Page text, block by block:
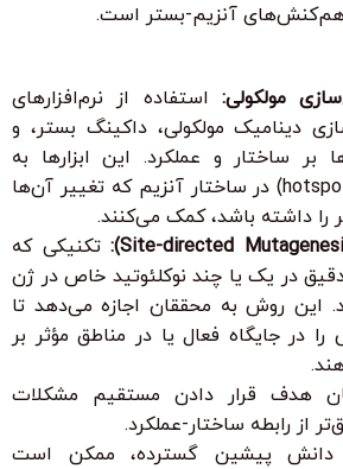
آنزیم-بستر است.
مولکولی: استفاده از نرم‌افزارهای
دینامیک مولکولی، داکینگ بستر، و
ساختار و عملکرد. این ابزارها به
شناسایی نقاط داغ (hotspots) در ساختار آنزیم که تغییر آن‌ها
را داشته باشد، کمک می‌کنند.
تکنیکی که
در یک یا چند نوکلئوتید خاص در ژن
این روش به محققان اجازه می‌دهد تا
در جایگاه فعال یا در مناطق مؤثر بر
هدف قرار دادن مستقیم مشکلات
از رابطه ساختار-عملکرد.
دانش پیشین گسترده، ممکن است